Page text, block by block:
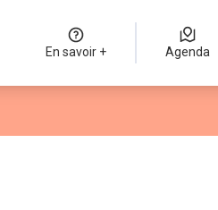
En savoir + Agenda